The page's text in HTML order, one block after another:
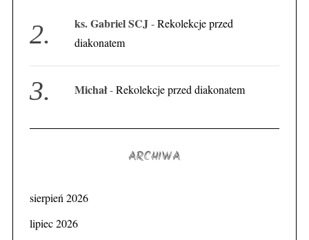
ks. Gabriel SCJ-Rekolekcje przed
diakonatem
Michał-Rekolekcje przed diakonatem
ARCHIWA
sierpień 2026
lipiec 2026